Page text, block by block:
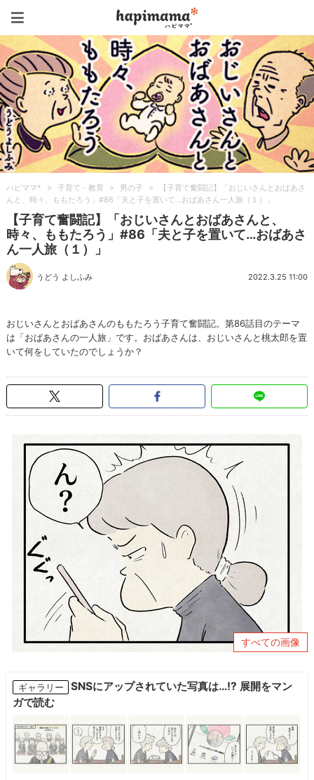
ハピママ* > 子育て・教育 > 男の子 >
【子育て奮闘記】「おじいさんとおばあさ
んと、時々、ももたろう」#86「夫と子を置いて…おばあさん一人旅（１）」
【子育て奮闘記】「おじいさんとおばあさんと、
時々、ももたろう」#86「夫と子を置いて…おばあさ
ん一人旅（１）」
うどう よしふみ 2022.3.25 11:00
おじいさんとおばあさんのももたろう子育て奮闘記。第86話目のテーマ
は「おばあさんの一人旅」です。おばあさんは、おじいさんと桃太郎を置
いて何をしていたのでしょうか？
すべての画像
ギャラリー
SNSにアップされていた写真は…!? 展開をマン
ガで読む